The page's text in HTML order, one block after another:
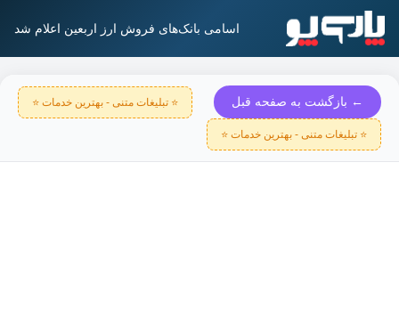
اسامی بانک‌های فروش ارز اربعین اعلام شد
← بازگشت به صفحه قبل ⭐ تبلیغات متنی - بهترین خدمات ⭐
⭐ تبلیغات متنی - بهترین خدمات ⭐